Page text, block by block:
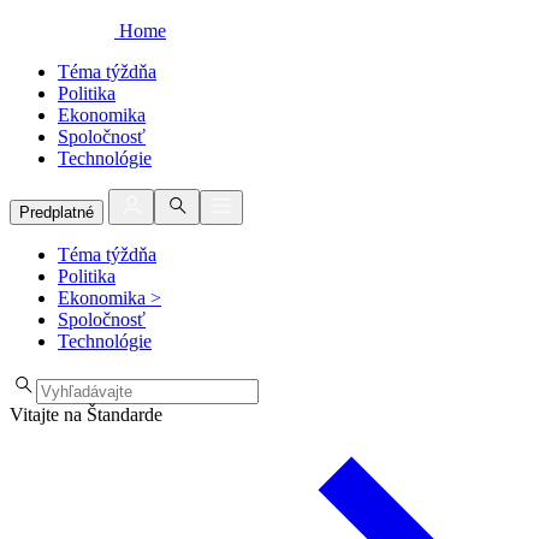
Home
Téma týždňa
Politika
Ekonomika
Spoločnosť
Technológie
Predplatné
Téma týždňa
Politika
Ekonomika >
Spoločnosť
Technológie
Vitajte na Štandarde